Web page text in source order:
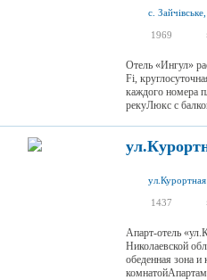
с.
1969
Отель «Ингул»
Fi,
каждого номера
рекуЛюкс с
1437
Апарт-отель
Николаевской
обеденная зона